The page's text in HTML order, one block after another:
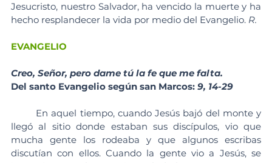
Jesucristo, nuestro Salvador, ha vencido la muerte y ha
hecho resplandecer la vida por medio del Evangelio. R.
EVANGELIO
Creo, Señor, pero dame tú la fe que me falta.
Del santo Evangelio según san Marcos: 9, 14-29
llegó al sitio donde estaban sus discípulos, vio que
mucha gente los rodeaba y que algunos escribas
discutían con ellos. Cuando la gente vio a Jesús, se